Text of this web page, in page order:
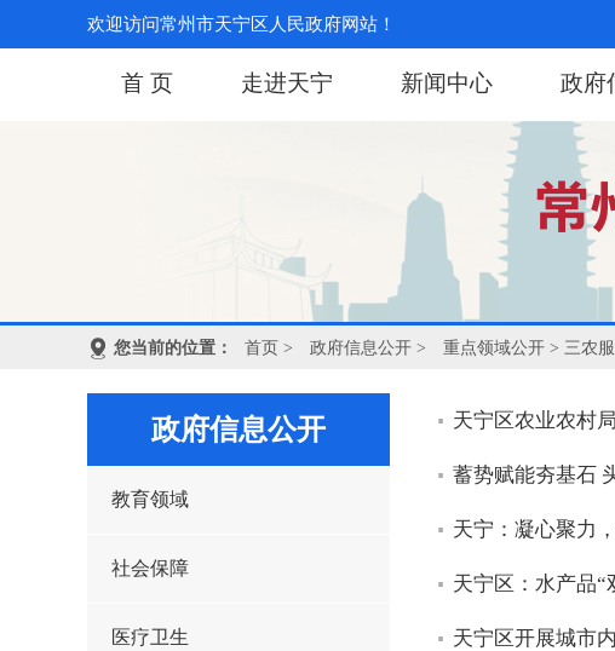
欢迎访问常州市天宁区人民政府网站！
首 页 走进天宁 新闻中心 政府
您当前的位置： 首页 > 政府信息公开 > 重点领域公开 > 三农
政府信息公开
教育领域
社会保障
医疗卫生
天宁区农业农村
蓄势赋能夯基石
天宁：凝心聚力
天宁区：水产品“
天宁区开展城市